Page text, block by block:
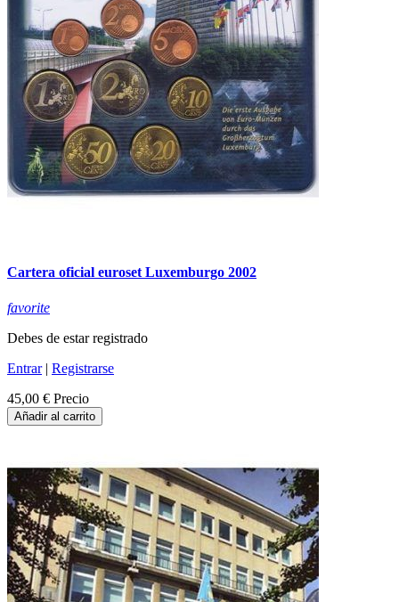
Cartera oficial euroset Luxemburgo 2002
favorite
Debes de estar registrado
Entrar| Registrarse
45,00 € Precio
Añadir al carrito